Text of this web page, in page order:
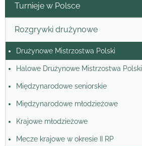
Turnieje w Polsce
Rozgrywki drużynowe
Drużynowe Mistrzostwa Polski
Halowe Drużynowe Mistrzostwa Polski
Międzynarodowe seniorskie
Międzynarodowe młodzieżowe
Krajowe młodzieżowe
Mecze krajowe w okresie II RP